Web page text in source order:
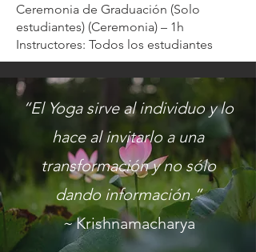
Ceremonia de Graduación (Solo
estudiantes) (Ceremonia) – 1h
Instructores: Todos los estudiantes
“El Yoga sirve al individuo y lo
hace al invitarlo a una
transformación y no sólo
dando información.”
~Krishnamacharya